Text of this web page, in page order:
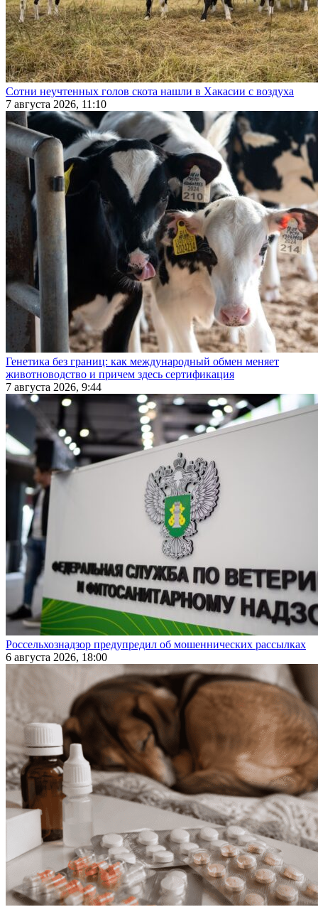
Сотни неучтенных голов скота нашли в Хакасии с воздуха
7 августа 2026, 11:10
Генетика без границ: как международный обмен меняет
животноводство и причем здесь сертификация
7 августа 2026, 9:44
Россельхознадзор предупредил об мошеннических рассылках
6 августа 2026, 18:00